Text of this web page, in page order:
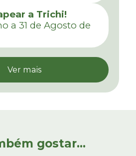
a Trichi!
a 31 de Agosto de
Ver mais
gostar...